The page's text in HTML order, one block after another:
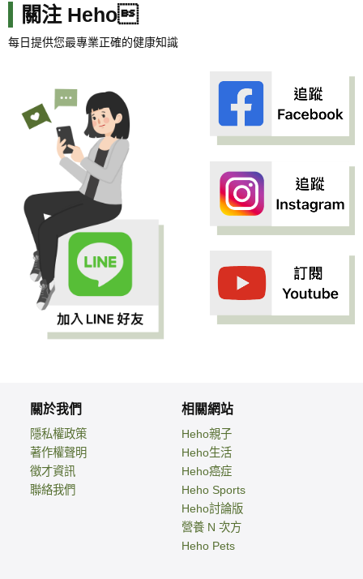
關注 Heho
每日提供您最專業正確的健康知識
關於我們
隱私權政策
著作權聲明
徵才資訊
聯絡我們
相關網站
Heho親子
Heho生活
Heho癌症
Heho Sports
Heho討論版
營養 N 次方
Heho Pets